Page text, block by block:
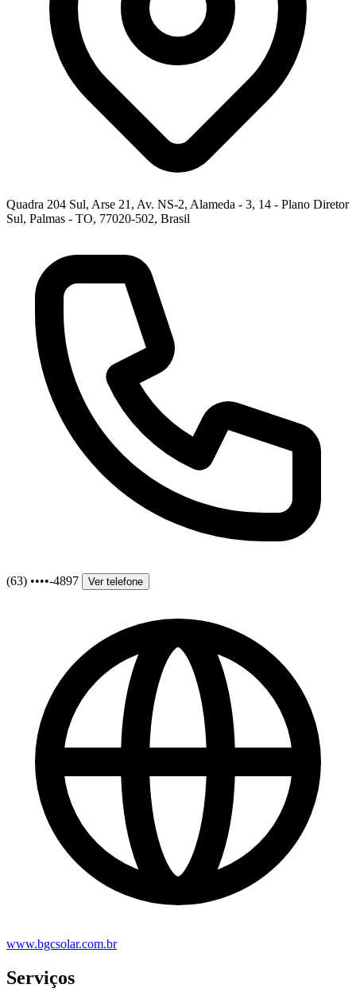
Quadra 204 Sul, Arse 21, Av. NS-2, Alameda - 3, 14 - Plano Diretor
Sul, Palmas - TO, 77020-502, Brasil
(63) ••••-4897 Ver telefone
www.bgcsolar.com.br
Serviços